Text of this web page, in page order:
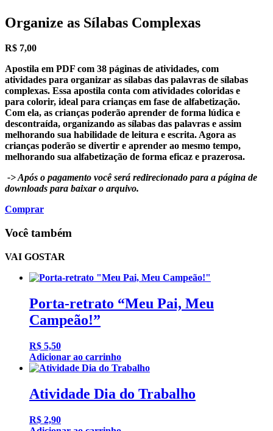
Organize as Sílabas Complexas
R$ 7,00
Apostila em PDF com 38 páginas de atividades, com
atividades para organizar as sílabas das palavras de sílabas
complexas. Essa apostila conta com atividades coloridas e
para colorir, ideal para crianças em fase de alfabetização.
Com ela, as crianças poderão aprender de forma lúdica e
descontraída, organizando as sílabas das palavras e assim
melhorando sua habilidade de leitura e escrita. Agora as
crianças poderão se divertir e aprender ao mesmo tempo,
melhorando sua alfabetização de forma eficaz e prazerosa.
-> Após o pagamento você será redirecionado para a página de
downloads para baixar o arquivo.
Comprar
Você também
VAI GOSTAR
Porta-retrato “Meu Pai, Meu
Campeão!”
R$ 5,50
Adicionar ao carrinho
Atividade Dia do Trabalho
R$ 2,90